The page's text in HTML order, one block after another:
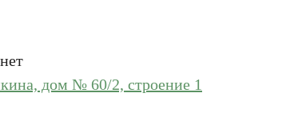
дом № 60/2, строение 1